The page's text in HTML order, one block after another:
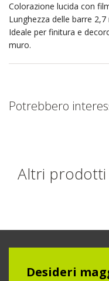
Colorazione lucida con
Lunghezza delle barre 2,7
Ideale per finitura e
muro.
Potrebbero
Altri prodotti
Desideri